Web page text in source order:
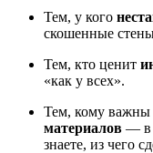
Тем, у кого
скошенные
Тем, кто ценит
«как у всех».
Тем, кому важны
материалов — в
знаете, из чего